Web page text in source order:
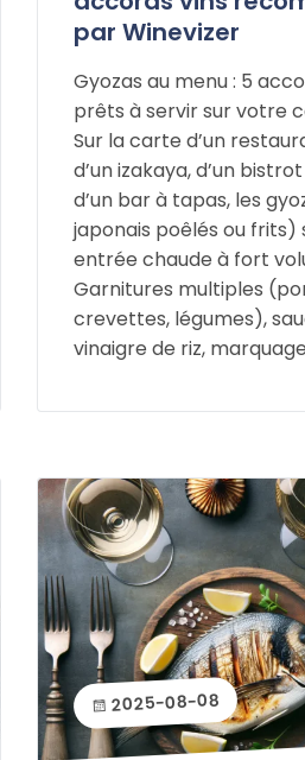
par Winevizer
Gyozas au menu : 5
prêts à servir sur votre
Sur la carte d’un
d’un izakaya, d’un
d’un bar à tapas, les
japonais poêlés ou frits)
entrée chaude à fort
Garnitures multiples
crevettes, légumes),
vinaigre de riz,
2025-08-08